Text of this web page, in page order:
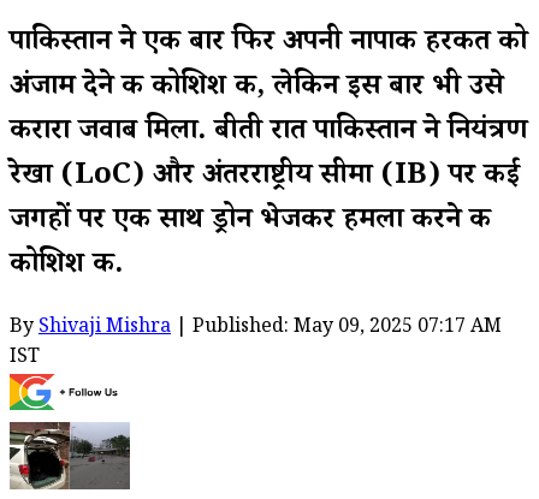
पाकिस्तान ने एक बार फिर अपनी नापाक हरकत को
अंजाम देने की कोशिश की, लेकिन इस बार भी उसे
करारा जवाब मिला. बीती रात पाकिस्तान ने नियंत्रण
रेखा (LoC) और अंतरराष्ट्रीय सीमा (IB) पर कई
जगहों पर एक साथ ड्रोन भेजकर हमला करने की
कोशिश की.
ByShivaji Mishra | Published: May 09, 2025 07:17 AM
IST